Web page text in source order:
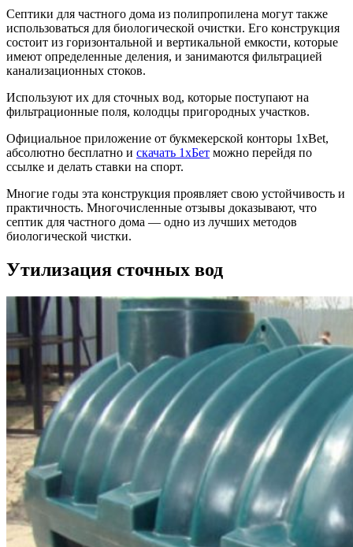
Септики для частного дома из полипропилена могут также
использоваться для биологической очистки. Его конструкция
состоит из горизонтальной и вертикальной емкости, которые
имеют определенные деления, и занимаются фильтрацией
канализационных стоков.
Используют их для сточных вод, которые поступают на
фильтрационные поля, колодцы пригородных участков.
Официальное приложение от букмекерской конторы 1xBet,
абсолютно бесплатно и скачать 1хБет можно перейдя по
ссылке и делать ставки на спорт.
Многие годы эта конструкция проявляет свою устойчивость и
практичность. Многочисленные отзывы доказывают, что
септик для частного дома — одно из лучших методов
биологической чистки.
Утилизация сточных вод